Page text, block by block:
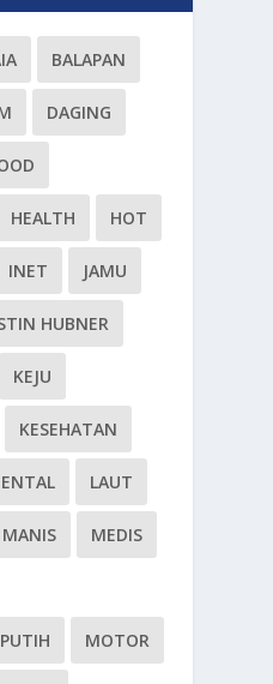
BALAPAN
DAGING
HEALTH HOT
INET JAMU
HUBNER
KEJU
KESEHATAN
LAUT
MANIS MEDIS
MOTOR